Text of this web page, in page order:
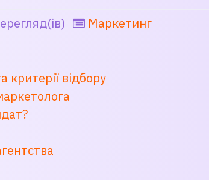
Маркетинг
відбору